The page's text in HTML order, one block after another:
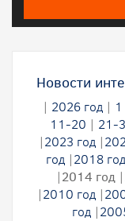
Новости
| 2026 год| 1
11-20 | 21-
|2023 год|
год|2018 год
|2014 год|
|2010 год|
год|